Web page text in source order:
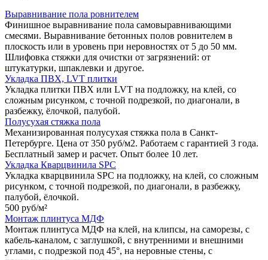
Выравнивание пола ровнителем
Финишное выравнивание пола самовыравнивающими
смесями. Выравнивание бетонных полов ровнителем в
плоскость или в уровень при неровностях от 5 до 50 мм.
Шлифовка стяжки для очистки от загрязнений: от
штукатурки, шпаклевки и другое.
Укладка ПВХ, LVT плитки
Укладка плитки ПВХ или LVT на подложку, на клей, со
сложным рисунком, с точной подрезкой, по диагонали, в
разбежку, ёлочкой, палубой.
Полусухая стяжка пола
Механизированная полусухая стяжка пола в Санкт-
Петербурге. Цена от 350 руб/м2. Работаем с гарантией 3 года.
Бесплатный замер и расчет. Опыт более 10 лет.
Укладка Кварцвинила SPC
Укладка кварцвинила SPC на подложку, на клей, со сложным
рисунком, с точной подрезкой, по диагонали, в разбежку,
палубой, ёлочкой.
500 руб/м²
Монтаж плинтуса МДФ
Монтаж плинтуса МДФ на клей, на клипсы, на саморезы, с
кабель-каналом, с заглушкой, с внутренними и внешними
углами, с подрезкой под 45°, на неровные стены, с